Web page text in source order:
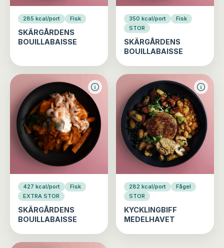
285 kcal/port Fisk
SKÄRGÅRDENS
BOUILLABAISSE
350 kcal/port
Fisk
STOR
SKÄRGÅRDENS
BOUILLABAISSE
427 kcal/port
Fisk
EXTRA STOR
SKÄRGÅRDENS
BOUILLABAISSE
282 kcal/port
Fågel
STOR
KYCKLINGBIFF
MEDELHAVET